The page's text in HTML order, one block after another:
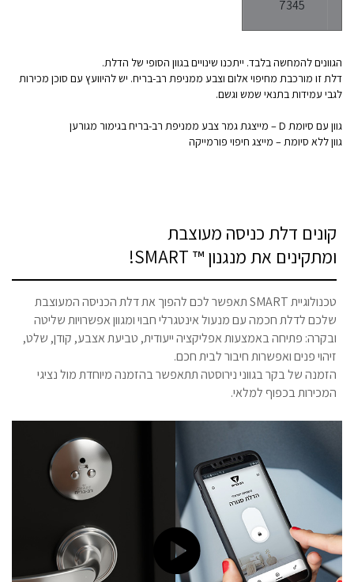
7345
הגוונים להמחשה בלבד. ייתכנו שינויים בגוון הסופי של הדלת.
דלת זו מורכבת מחיפוי אלום וצבע ממניפת רב-בריח. יש להיוועץ עם סוכן מכירות
לגבי עמידות בתנאי שמש וגשם.
גוון עם סיומת D – מייצגת גמר צבע ממניפת רב-בריח בגימור מגורען
גוון ללא סיומת – מייצג חיפוי פורמייקה
קונים דלת כניסה מעוצבת
ומתקינים את מנגנון ™ SMART!
טכנולוגיית SMART תאפשר לכם להפוך את דלת הכניסה המעוצבת
שלכם לדלת חכמה עם מנעול אינטגרלי חבוי ומגוון אפשרויות שליטה
ובקרה: פתיחה באמצעות אפליקציה ייעודית, טביעת אצבע, קודן, שלט,
זיהוי פנים ואפשרות חיבור לבית חכם.
הזמנה של בקר בגווני נירוסטה תתאפשר בהזמנה מיוחדת מול נציגי
המכירות בכפוף למלאי.